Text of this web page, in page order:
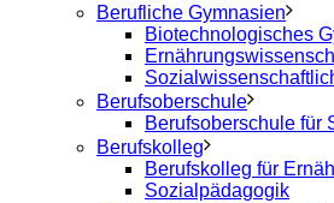
Berufliche Gymnasien
Biotechnologisches
Berufsoberschule
Berufsoberschule für
Berufskolleg
Berufskolleg für
Sozialpädagogik